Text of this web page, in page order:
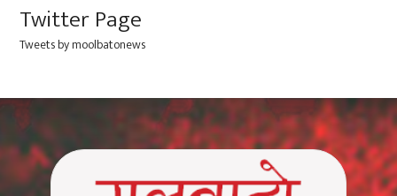
Twitter Page
Tweets by moolbatonews